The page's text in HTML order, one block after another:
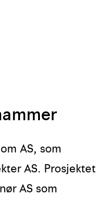
AS, som
AS. Prosjektet
AS som